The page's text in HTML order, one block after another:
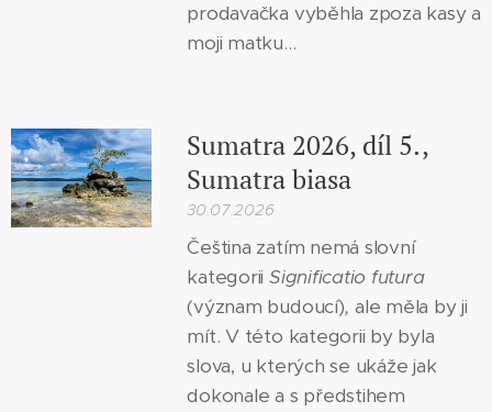
prodavačka vyběhla zpoza kasy a
moji matku...
Sumatra 2026, díl 5.,
Sumatra biasa
30.07.2026
Čeština zatím nemá slovní
kategorii Significatio futura
(význam budoucí),ale měla by ji
mít. V této kategorii by byla
slova, u kterých se ukáže jak
dokonale a s předstihem